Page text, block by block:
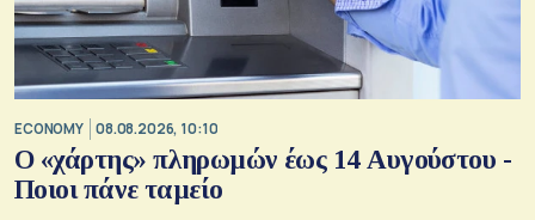
ECONOMY 08.08.2026, 10:10
Ο «χάρτης» πληρωμών έως 14 Αυγούστου -
Ποιοι πάνε ταμείο